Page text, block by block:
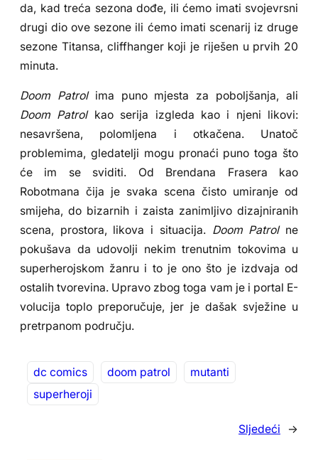
da, kad treća sezona dođe, ili ćemo imati svojevrsni
drugi dio ove sezone ili ćemo imati scenarij iz druge
sezone Titansa, cliffhanger koji je riješen u prvih 20
minuta.
Doom Patrolima puno mjesta za poboljšanja, ali
Doom Patrolkao serija izgleda kao i njeni likovi:
nesavršena, polomljena i otkačena. Unatoč
problemima, gledatelji mogu pronaći puno toga što
će im se sviditi. Od Brendana Frasera kao
Robotmana čija je svaka scena čisto umiranje od
smijeha, do bizarnih i zaista zanimljivo dizajniranih
scena, prostora, likova i situacija.Doom Patrolne
pokušava da udovolji nekim trenutnim tokovima u
superherojskom žanru i to je ono što je izdvaja od
ostalih tvorevina. Upravo zbog toga vam je i portal E-
volucija toplo preporučuje, jer je dašak svježine u
pretrpanom području.
dc comics doom patrol
mutanti
superheroji
Sljedeći →